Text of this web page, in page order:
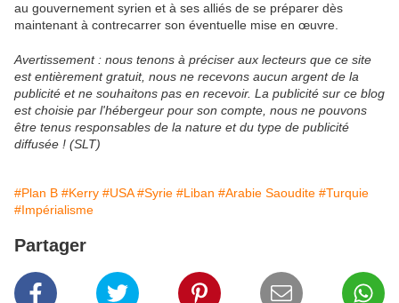
au gouvernement syrien et à ses alliés de se préparer dès
maintenant à contrecarrer son éventuelle mise en œuvre.
Avertissement : nous tenons à préciser aux lecteurs que ce site
est entièrement gratuit, nous ne recevons aucun argent de la
publicité et ne souhaitons pas en recevoir. La publicité sur ce blog
est choisie par l'hébergeur pour son compte, nous ne pouvons
être tenus responsables de la nature et du type de publicité
diffusée ! (SLT)
#Plan B #Kerry #USA #Syrie #Liban #Arabie Saoudite #Turquie
#Impérialisme
Partager